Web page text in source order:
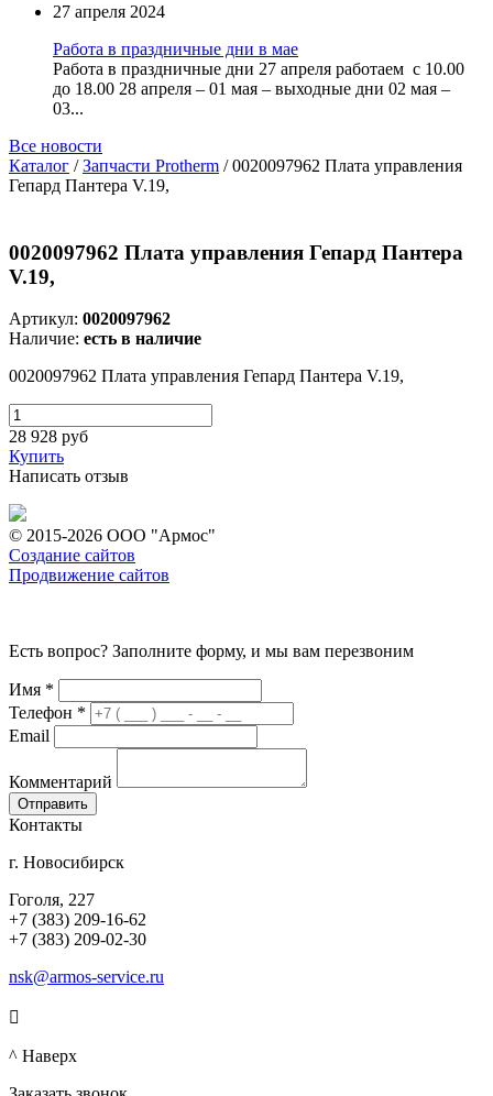
27 апреля 2024
Работа в праздничные дни в мае
Работа в праздничные дни 27 апреля работаем с 10.00
до 18.00 28 апреля – 01 мая – выходные дни 02 мая –
03...
Все новости
Каталог /Запчасти Protherm / 0020097962 Плата управления
Гепард Пантера V.19,
0020097962 Плата управления Гепард Пантера
V.19,
Артикул: 0020097962
Наличие: есть в наличие
0020097962 Плата управления Гепард Пантера V.19,
28 928 руб
Купить
Написать отзыв
© 2015-2026 ООО "Армос"
Создание сайтов
Продвижение сайтов
Есть вопрос? Заполните форму, и мы вам перезвоним
Имя *
Телефон *
Email
Комментарий
Контакты
г. Новосибирск
Гоголя, 227
+7 (383) 209-16-62
+7 (383) 209-02-30
nsk@armos-service.ru

^ Наверх